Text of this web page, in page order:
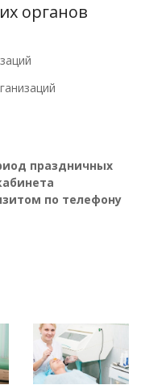
органов
праздничных
по телефону